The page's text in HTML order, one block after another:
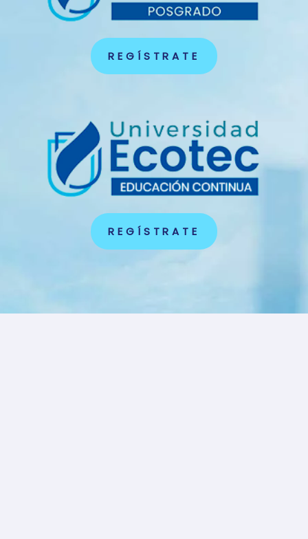
REGÍSTRATE
REGÍSTRATE